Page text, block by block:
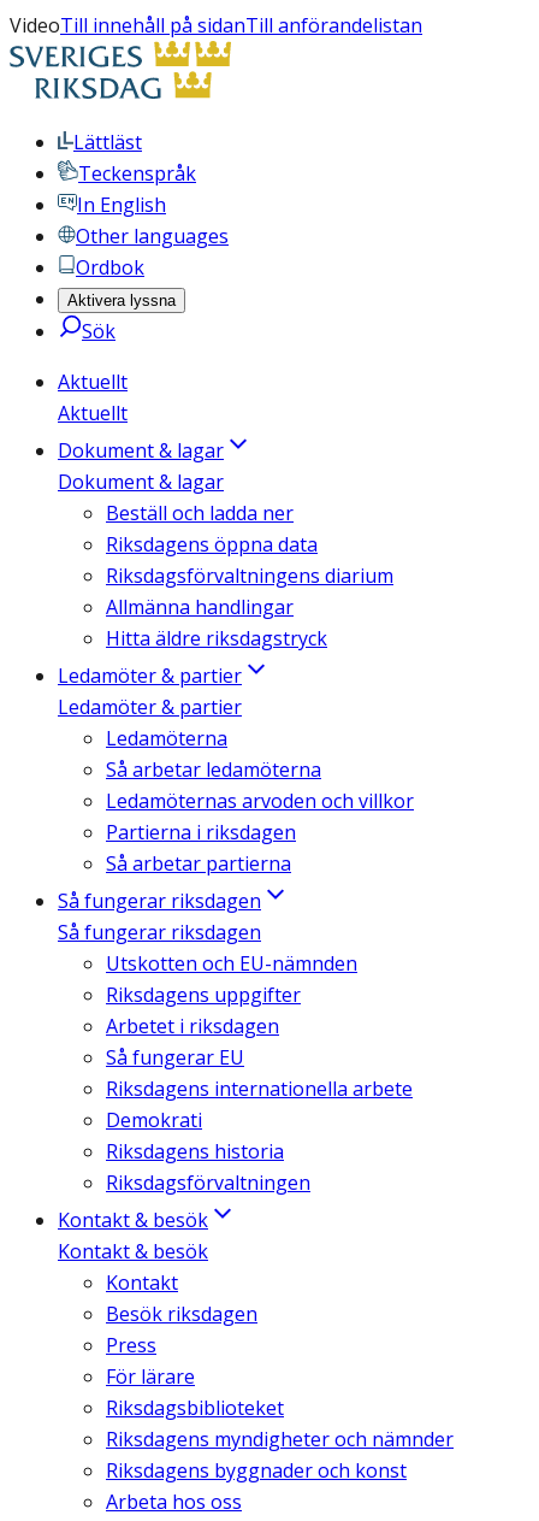
VideoTill innehåll på sidanTill anförandelistan
Lättläst
Teckenspråk
In English
Other languages
Ordbok
Aktivera lyssna
Sök
Aktuellt
Aktuellt
Dokument & lagar
Dokument & lagar
Beställ och ladda ner
Riksdagens öppna data
Riksdagsförvaltningens diarium
Allmänna handlingar
Hitta äldre riksdagstryck
Ledamöter & partier
Ledamöter & partier
Ledamöterna
Så arbetar ledamöterna
Ledamöternas arvoden och villkor
Partierna i riksdagen
Så arbetar partierna
Så fungerar riksdagen
Så fungerar riksdagen
Utskotten och EU-nämnden
Riksdagens uppgifter
Arbetet i riksdagen
Så fungerar EU
Riksdagens internationella arbete
Demokrati
Riksdagens historia
Riksdagsförvaltningen
Kontakt & besök
Kontakt & besök
Kontakt
Besök riksdagen
Press
För lärare
Riksdagsbiblioteket
Riksdagens myndigheter och nämnder
Riksdagens byggnader och konst
Arbeta hos oss